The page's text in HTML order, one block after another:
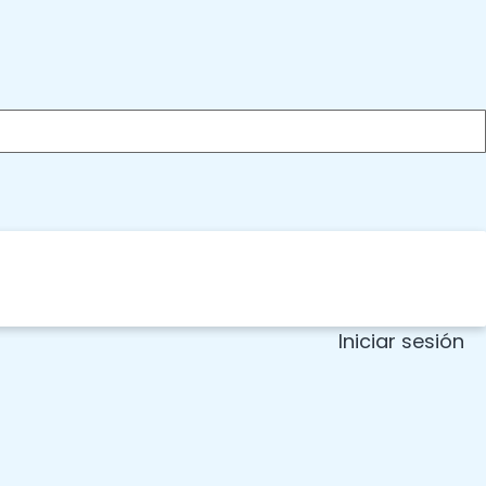
Iniciar sesión